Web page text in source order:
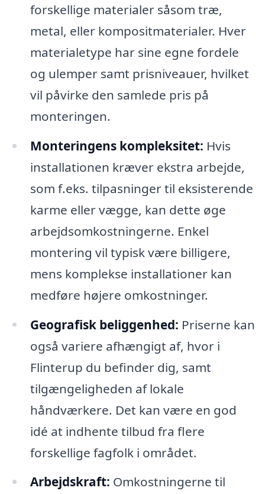
forskellige materialer såsom træ,
metal, eller kompositmaterialer. Hver
materialetype har sine egne fordele
og ulemper samt prisniveauer, hvilket
vil påvirke den samlede pris på
monteringen.
Monteringens kompleksitet: Hvis
installationen kræver ekstra arbejde,
som f.eks. tilpasninger til eksisterende
karme eller vægge, kan dette øge
arbejdsomkostningerne. Enkel
montering vil typisk være billigere,
mens komplekse installationer kan
medføre højere omkostninger.
Geografisk beliggenhed: Priserne kan
også variere afhængigt af, hvor i
Flinterup du befinder dig, samt
tilgængeligheden af lokale
håndværkere. Det kan være en god
idé at indhente tilbud fra flere
forskellige fagfolk i området.
Arbejdskraft: Omkostningerne til